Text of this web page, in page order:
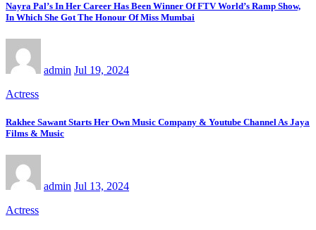
Nayra Pal’s In Her Career Has Been Winner Of FTV World’s Ramp Show,
In Which She Got The Honour Of Miss Mumbai
admin Jul 19, 2024
Actress
Rakhee Sawant Starts Her Own Music Company & Youtube Channel As Jaya
Films & Music
admin Jul 13, 2024
Actress